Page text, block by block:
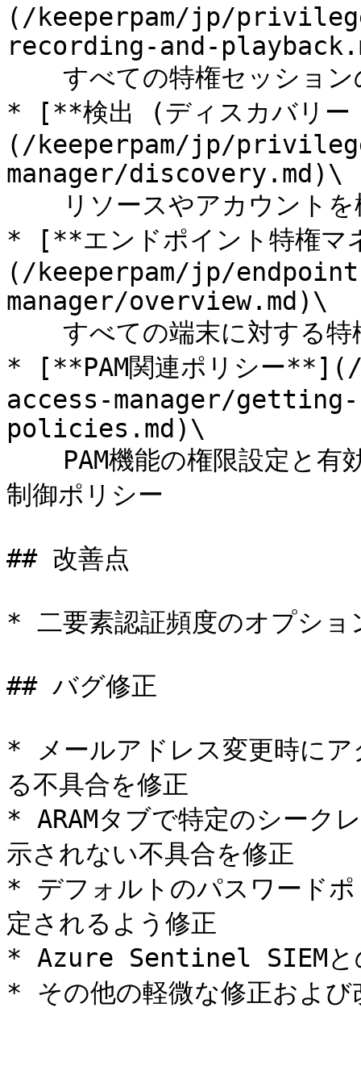
(/keeperpam/jp/
recording-and-
* [**検出 (ディスカバリ
(/keeperpam/jp/
manager/discovery.md)\
* [**エンドポイント特権マ
(/keeperpam/jp/
manager/overview.md)\
* [**PAM関連ポリシー
access-manager/
policies.md)\
制御ポリシー
## 改善点
* 二要素認証頻度のオプシ
## バグ修正
* メールアドレス変更時に
る不具合を修正
* ARAMタブで特定のシーク
示されない不具合を修正
* デフォルトのパスワード
定されるよう修正
* Azure Sentinel SIEMと
* その他の軽微な修正および